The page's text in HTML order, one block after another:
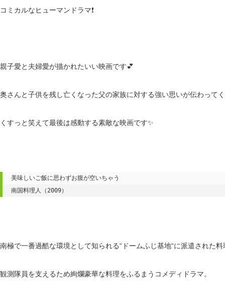
コミカルなヒューマンドラマ❗️
親子愛と夫婦愛が描かれたいい映画です💕
奥さんと子供を残し亡くなった父の家族に対する強い思いが伝わって
くすっと笑えて最後は感動する素敵な映画です✨
美味しいご飯に思わずお腹が空いちゃう
南国料理人（2009）
南極で一番過酷な環境として知られる“ドームふじ基地“に派遣された料
観測隊員を支えるため絢爛豪華な料理をふるまうコメディドラマ。